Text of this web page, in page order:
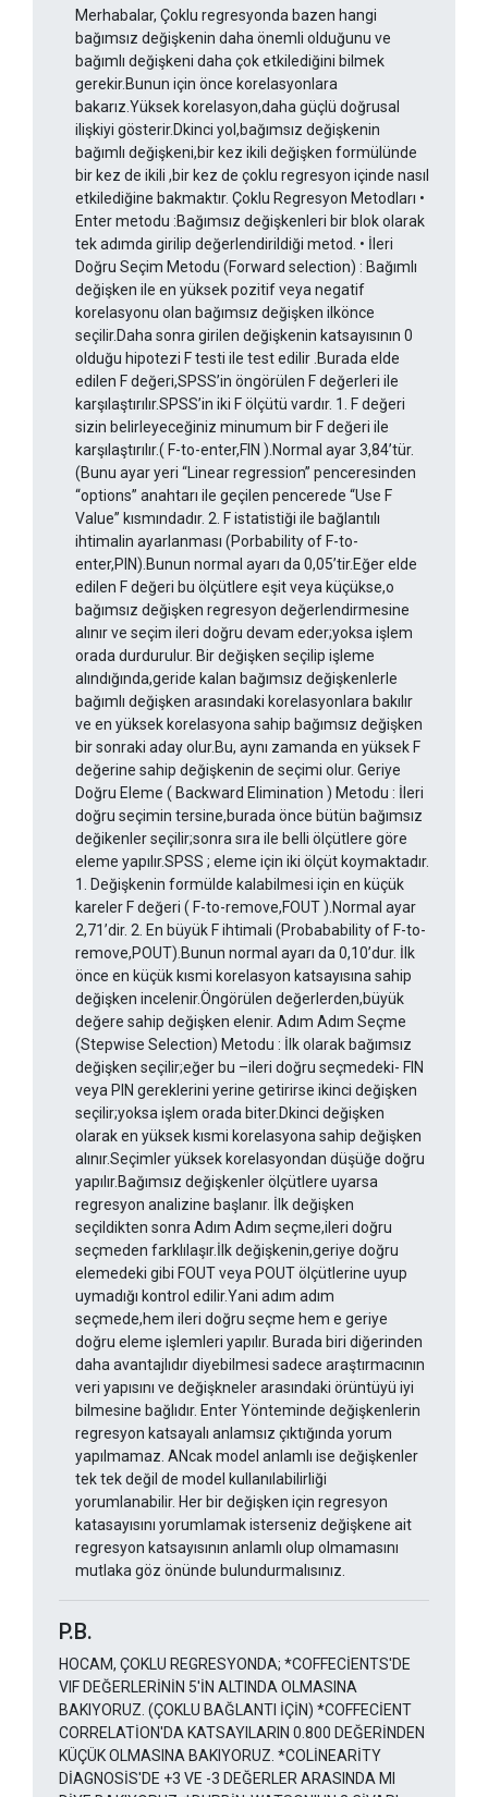
Merhabalar, Çoklu regresyonda bazen hangi
bağımsız değişkenin daha önemli olduğunu ve
bağımlı değişkeni daha çok etkilediğini bilmek
gerekir.Bunun için önce korelasyonlara
bakarız.Yüksek korelasyon,daha güçlü doğrusal
ilişkiyi gösterir.Dkinci yol,bağımsız değişkenin
bağımlı değişkeni,bir kez ikili değişken formülünde
bir kez de ikili ,bir kez de çoklu regresyon içinde nasıl
etkilediğine bakmaktır. Çoklu Regresyon Metodları •
Enter metodu :Bağımsız değişkenleri bir blok olarak
tek adımda girilip değerlendirildiği metod. • İleri
Doğru Seçim Metodu (Forward selection) : Bağımlı
değişken ile en yüksek pozitif veya negatif
korelasyonu olan bağımsız değişken ilkönce
seçilir.Daha sonra girilen değişkenin katsayısının 0
olduğu hipotezi F testi ile test edilir .Burada elde
edilen F değeri,SPSS’in öngörülen F değerleri ile
karşılaştırılır.SPSS’in iki F ölçütü vardır. 1. F değeri
sizin belirleyeceğiniz minumum bir F değeri ile
karşılaştırılır.( F-to-enter,FIN ).Normal ayar 3,84’tür.
(Bunu ayar yeri “Linear regression” penceresinden
“options” anahtarı ile geçilen pencerede “Use F
Value” kısmındadır. 2. F istatistiği ile bağlantılı
ihtimalin ayarlanması (Porbability of F-to-
enter,PIN).Bunun normal ayarı da 0,05’tir.Eğer elde
edilen F değeri bu ölçütlere eşit veya küçükse,o
bağımsız değişken regresyon değerlendirmesine
alınır ve seçim ileri doğru devam eder;yoksa işlem
orada durdurulur. Bir değişken seçilip işleme
alındığında,geride kalan bağımsız değişkenlerle
bağımlı değişken arasındaki korelasyonlara bakılır
ve en yüksek korelasyona sahip bağımsız değişken
bir sonraki aday olur.Bu, aynı zamanda en yüksek F
değerine sahip değişkenin de seçimi olur. Geriye
Doğru Eleme ( Backward Elimination ) Metodu : İleri
doğru seçimin tersine,burada önce bütün bağımsız
değikenler seçilir;sonra sıra ile belli ölçütlere göre
eleme yapılır.SPSS ; eleme için iki ölçüt koymaktadır.
1. Değişkenin formülde kalabilmesi için en küçük
kareler F değeri ( F-to-remove,FOUT ).Normal ayar
2,71’dir. 2. En büyük F ihtimali (Probabability of F-to-
remove,POUT).Bunun normal ayarı da 0,10’dur. İlk
önce en küçük kısmi korelasyon katsayısına sahip
değişken incelenir.Öngörülen değerlerden,büyük
değere sahip değişken elenir. Adım Adım Seçme
(Stepwise Selection) Metodu : İlk olarak bağımsız
değişken seçilir;eğer bu –ileri doğru seçmedeki- FIN
veya PIN gereklerini yerine getirirse ikinci değişken
seçilir;yoksa işlem orada biter.Dkinci değişken
olarak en yüksek kısmi korelasyona sahip değişken
alınır.Seçimler yüksek korelasyondan düşüğe doğru
yapılır.Bağımsız değişkenler ölçütlere uyarsa
regresyon analizine başlanır. İlk değişken
seçildikten sonra Adım Adım seçme,ileri doğru
seçmeden farklılaşır.İlk değişkenin,geriye doğru
elemedeki gibi FOUT veya POUT ölçütlerine uyup
uymadığı kontrol edilir.Yani adım adım
seçmede,hem ileri doğru seçme hem e geriye
doğru eleme işlemleri yapılır. Burada biri diğerinden
daha avantajlıdır diyebilmesi sadece araştırmacının
veri yapısını ve değişkneler arasındaki örüntüyü iyi
bilmesine bağlıdır. Enter Yönteminde değişkenlerin
regresyon katsayalı anlamsız çıktığında yorum
yapılmamaz. ANcak model anlamlı ise değişkenler
tek tek değil de model kullanılabilirliği
yorumlanabilir. Her bir değişken için regresyon
katasayısını yorumlamak isterseniz değişkene ait
regresyon katsayısının anlamlı olup olmamasını
mutlaka göz önünde bulundurmalısınız.
P.B.
HOCAM, ÇOKLU REGRESYONDA; *COFFECİENTS'DE
VIF DEĞERLERİNİN 5'İN ALTINDA OLMASINA
BAKIYORUZ. (ÇOKLU BAĞLANTI İÇİN) *COFFECİENT
CORRELATİON'DA KATSAYILARIN 0.800 DEĞERİNDEN
KÜÇÜK OLMASINA BAKIYORUZ. *COLİNEARİTY
DİAGNOSİS'DE +3 VE -3 DEĞERLER ARASINDA MI